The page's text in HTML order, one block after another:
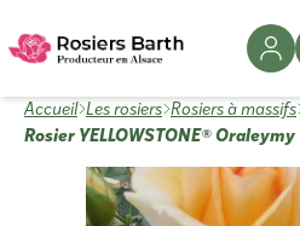
Accueil Les rosiers Rosiers à massifs
Rosier YELLOWSTONE® Oraleymy